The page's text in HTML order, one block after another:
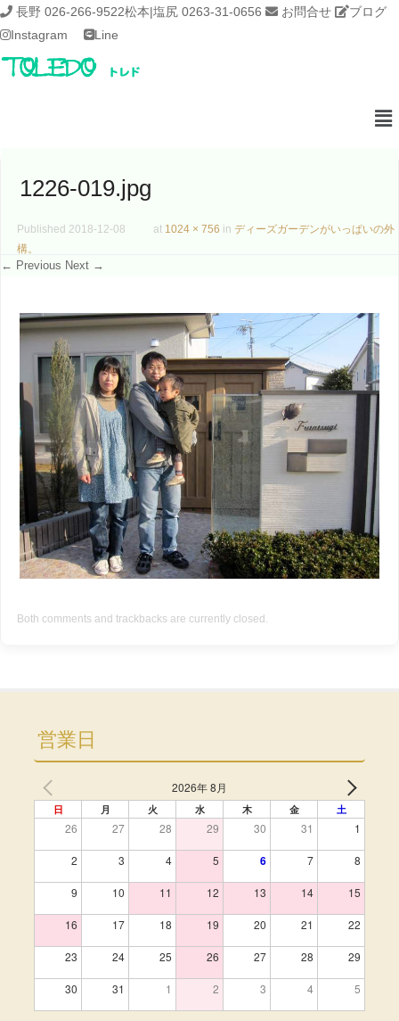
長野 026-266-9522松本|塩尻 0263-31-0656 お問合せ
ブログ
Instagram
Line
1226-019.jpg
Published 2018-12-08 at 1024 × 756 in ディーズガーデンがいっぱいの外
構。
← Previous Next →
Both comments and trackbacks are currently closed.
営業日
2026年 8月
日 月 火 水 木 金 土
26 27 28 29 30 31 1
2 3 4 5 6 7 8
9 10 11 12 13 14 15
16 17 18 19 20 21 22
23 24 25 26 27 28 29
30 31 1 2 3 4 5